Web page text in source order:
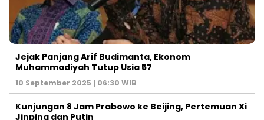
Jejak Panjang Arif Budimanta, Ekonom
Muhammadiyah Tutup Usia 57
10 September 2025 | 06:30 WIB
Kunjungan 8 Jam Prabowo ke Beijing, Pertemuan Xi
Jinping dan Putin